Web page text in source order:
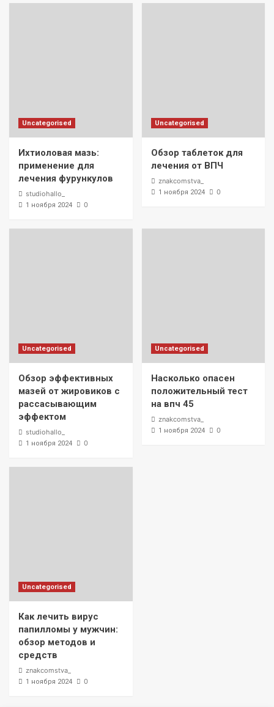
Uncategorised
Ихтиоловая мазь:
применение для
лечения фурункулов
studiohallo_
1 ноября 2024 0
Uncategorised
Обзор таблеток для
лечения от ВПЧ
znakcomstva_
1 ноября 2024 0
Uncategorised
Обзор эффективных
мазей от жировиков с
рассасывающим
эффектом
studiohallo_
1 ноября 2024 0
Uncategorised
Насколько опасен
положительный тест
на впч 45
znakcomstva_
1 ноября 2024 0
Uncategorised
Как лечить вирус
папилломы у мужчин:
обзор методов и
средств
znakcomstva_
1 ноября 2024 0